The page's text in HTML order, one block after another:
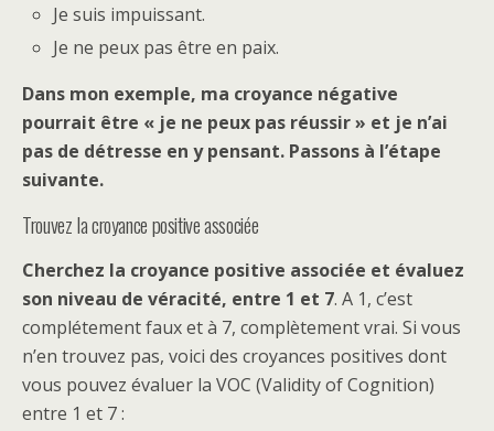
Je suis impuissant.
Je ne peux pas être en paix.
Dans mon exemple, ma croyance négative
pourrait être « je ne peux pas réussir » et je n’ai
pas de détresse en y pensant. Passons à l’étape
suivante.
Trouvez la croyance positive associée
Cherchez la croyance positive associée et évaluez
son niveau de véracité, entre 1 et 7. A 1, c’est
complétement faux et à 7, complètement vrai. Si vous
n’en trouvez pas, voici des croyances positives dont
vous pouvez évaluer la VOC (Validity of Cognition)
entre 1 et 7 :